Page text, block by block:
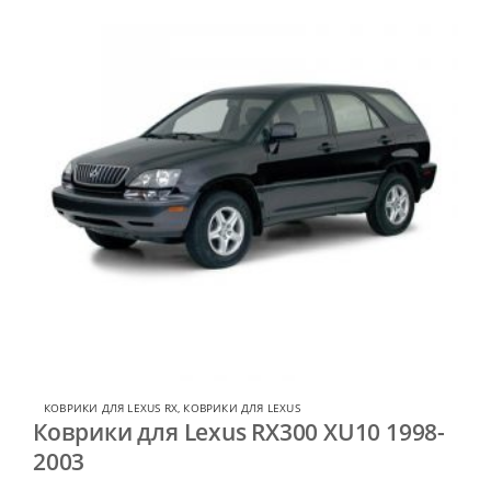
КОВРИКИ ДЛЯ LEXUS RX, КОВРИКИ ДЛЯ LEXUS
Коврики для Lexus RX300 XU10 1998-
2003